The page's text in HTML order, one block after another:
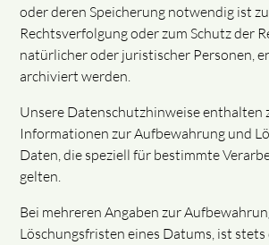
oder deren Speicherung notwendig ist
Rechtsverfolgung oder zum Schutz der
natürlicher oder juristischer Personen,
archiviert werden.
Unsere Datenschutzhinweise enthalten
Informationen zur Aufbewahrung und
Daten, die speziell für bestimmte
gelten.
Bei mehreren Angaben zur
Löschungsfristen eines Datums, ist